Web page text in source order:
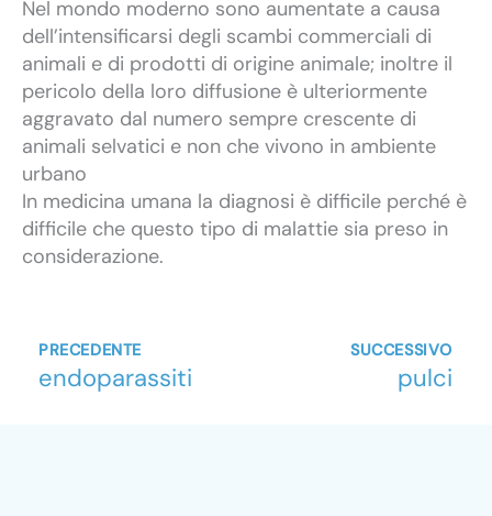
Nel mondo moderno sono aumentate a causa
dell’intensificarsi degli scambi commerciali di
animali e di prodotti di origine animale; inoltre il
pericolo della loro diffusione è ulteriormente
aggravato dal numero sempre crescente di
animali selvatici e non che vivono in ambiente
urbano
In medicina umana la diagnosi è difficile perché è
difficile che questo tipo di malattie sia preso in
considerazione.
Precedente
PRECEDENTE
endoparassiti
SUCCESSIVO
pulci